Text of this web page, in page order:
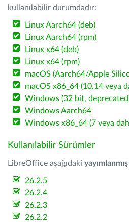
kullanılabilir durumdadır:
Linux Aarch64 (deb)
Linux Aarch64 (rpm)
Linux x64 (deb)
Linux x64 (rpm)
macOS (Aarch64/Apple
macOS x86_64 (10.14 veya
Windows (32 bit,
Windows Aarch64
Windows x86_64 (7 veya
Kullanılabilir Sürümler
LibreOffice aşağıdaki yayımlanmış
26.2.5
26.2.4
26.2.3
26.2.2